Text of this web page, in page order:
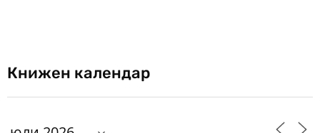
Книжен календар